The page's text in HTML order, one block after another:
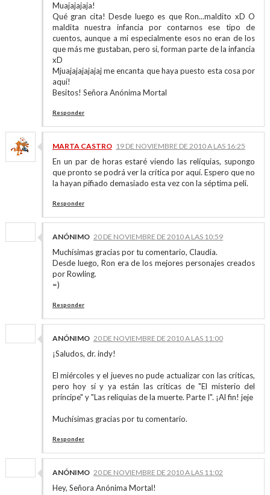
Muajajajaja!
Qué gran cita! Desde luego es que Ron...maldito xD O
maldita nuestra infancia por contarnos ese tipo de
cuentos, aunque a mi especialmente esos no eran de los
que más me gustaban, pero si, forman parte de la infancia
xD
Mjuajajajajajaj me encanta que haya puesto esta cosa por
aquí!
Besitos! Señora Anónima Mortal
Responder
MARTA CASTRO 19 DE NOVIEMBRE DE 2010 A LAS 16:25
En un par de horas estaré viendo las relíquias, supongo
que pronto se podrá ver la crítica por aquí. Espero que no
la hayan pifiado demasiado esta vez con la séptima peli.
Responder
ANÓNIMO 20 DE NOVIEMBRE DE 2010 A LAS 10:59
Muchísimas gracias por tu comentario, Claudia.
Desde luego, Ron era de los mejores personajes creados
por Rowling.
=)
Responder
ANÓNIMO 20 DE NOVIEMBRE DE 2010 A LAS 11:00
¡Saludos, dr. indy!
El miércoles y el jueves no pude actualizar con las críticas,
pero hoy sí y ya están las críticas de "El misterio del
príncipe" y "Las reliquias de la muerte. Parte I". ¡Al fin! jeje
Muchísimas gracias por tu comentario.
Responder
ANÓNIMO 20 DE NOVIEMBRE DE 2010 A LAS 11:02
Hey, Señora Anónima Mortal!